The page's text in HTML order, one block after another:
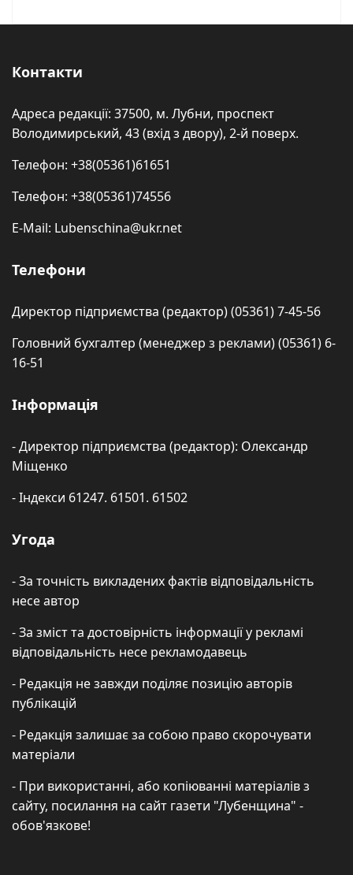
Контакти
Адреса редакції: 37500, м. Лубни, проспект
Володимирський, 43 (вхід з двору), 2-й поверх.
Телефон: +38(05361)61651
Телефон: +38(05361)74556
E-Mail: Lubenschina@ukr.net
Телефони
Директор підприємства (редактор) (05361) 7-45-56
Головний бухгалтер (менеджер з реклами) (05361) 6-
16-51
Інформація
- Директор підприємства (редактор): Олександр
Міщенко
- Індекси 61247. 61501. 61502
Угода
- За точність викладених фактів відповідальність
несе автор
- За зміст та достовірність інформації у рекламі
відповідальність несе рекламодавець
- Редакція не завжди поділяє позицію авторів
публікацій
- Редакція залишає за собою право скорочувати
матеріали
- При використанні, або копіюванні матеріалів з
сайту, посилання на сайт газети "Лубенщина" -
обов'язкове!